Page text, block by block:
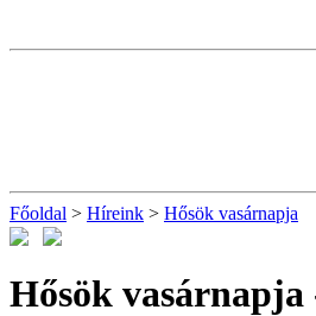
Főoldal > Híreink > Hősök vasárnapja
Hősök vasárnapja